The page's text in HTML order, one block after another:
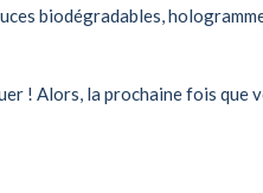
biodégradables,
! Alors, la prochaine fois que